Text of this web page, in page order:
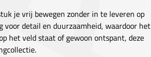
je vrij bewegen zonder in te leveren op
detail en duurzaamheid, waardoor het
het veld staat of gewoon ontspant, deze